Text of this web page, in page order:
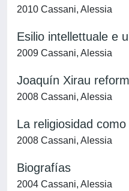
2010 Cassani, Alessia
Esilio intellettuale e
2009 Cassani, Alessia
Joaquí­n Xirau
2008 Cassani, Alessia
La religiosidad
2008 Cassani, Alessia
Biografí­as
2004 Cassani, Alessia